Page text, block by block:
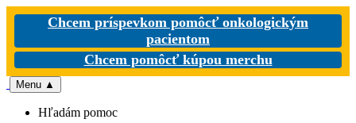
Chcem príspevkom pomôcť onkologickým
pacientom
Chcem pomôcť kúpou merchu
Menu ▲
Hľadám pomoc